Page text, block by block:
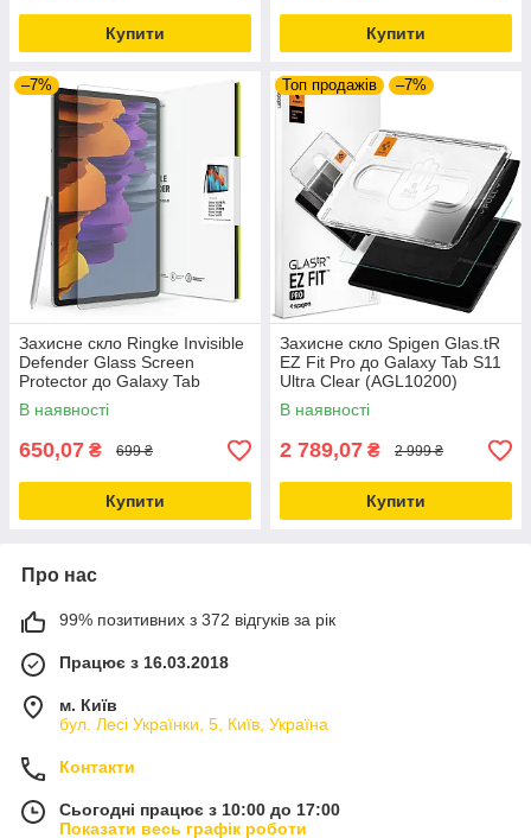
Купити Купити
–7%
Захисне скло Ringke Invisible
Defender Glass Screen
Protector до Galaxy Tab
S11/S10 FE/S9/S9 FE/S8
Clear (G4as034)
В наявності
650,07 ₴ 699 ₴
Купити
Топ продажів –7%
Захисне скло Spigen Glas.tR
EZ Fit Pro до Galaxy Tab S11
Ultra Clear (AGL10200)
В наявності
2 789,07 ₴ 2 999 ₴
Купити
Про нас
99% позитивних з 372 відгуків за рік
Працює з 16.03.2018
м. Київ
бул. Лесі Українки, 5, Київ, Україна
Контакти
Сьогодні працює з 10:00 до 17:00
Показати весь графік роботи